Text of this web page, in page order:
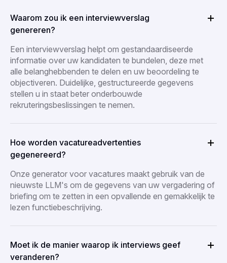
Waarom zou ik een interviewverslag
genereren?
Een interviewverslag helpt om gestandaardiseerde
informatie over uw kandidaten te bundelen, deze met
alle belanghebbenden te delen en uw beoordeling te
objectiveren. Duidelijke, gestructureerde gegevens
stellen u in staat beter onderbouwde
rekruteringsbeslissingen te nemen.
Hoe worden vacatureadvertenties
gegenereerd?
Onze generator voor vacatures maakt gebruik van de
nieuwste LLM's om de gegevens van uw vergadering of
briefing om te zetten in een opvallende en gemakkelijk te
lezen functiebeschrijving.
Moet ik de manier waarop ik interviews geef
veranderen?